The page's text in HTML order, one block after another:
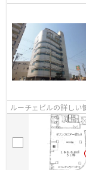
ルーチェビルの詳しい